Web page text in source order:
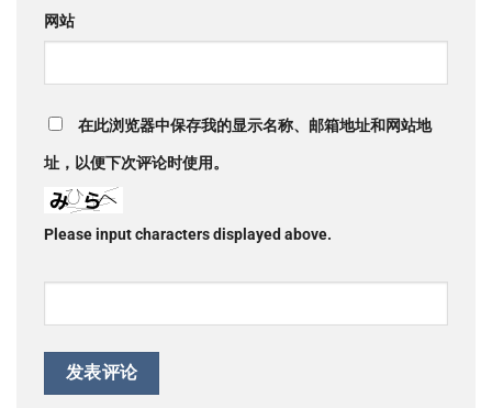
网站
在此浏览器中保存我的显示名称、邮箱地址和网站地
址，以便下次评论时使用。
Please input characters displayed above.